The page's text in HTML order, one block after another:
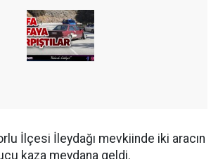
İlçesi İleydağı mevkiinde iki aracın
kaza meydana geldi.